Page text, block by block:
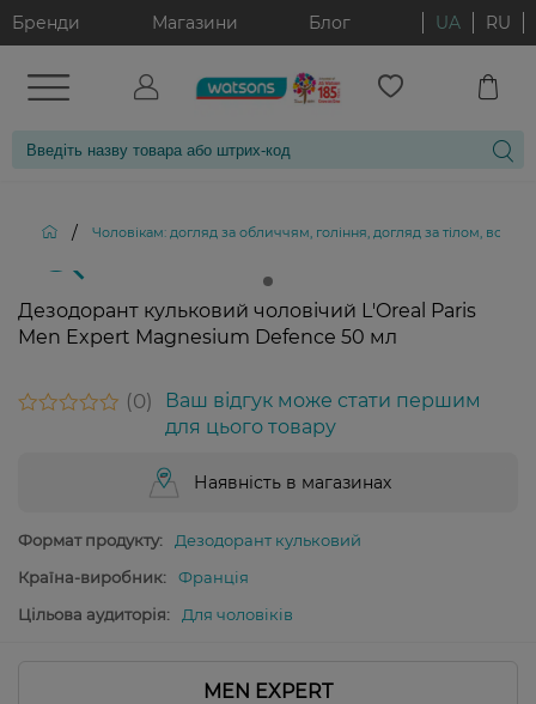
Бренди Магазини Блог UA RU
/ Чоловікам: догляд за обличчям, гоління, догляд за тілом,
Дезодорант кульковий чоловічий L'Oreal Paris
Men Expert Magnesium Defence 50 мл
0
Ваш відгук може стати першим
для цього товару
Наявність в магазинах
Формат продукту:
Дезодорант кульковий
Країна-виробник:
Франція
Цільова аудиторія:
Для чоловіків
MEN EXPERT